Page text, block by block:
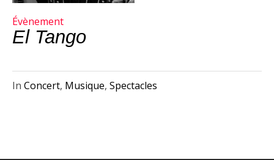
Évènement
El Tango
In Concert, Musique, Spectacles